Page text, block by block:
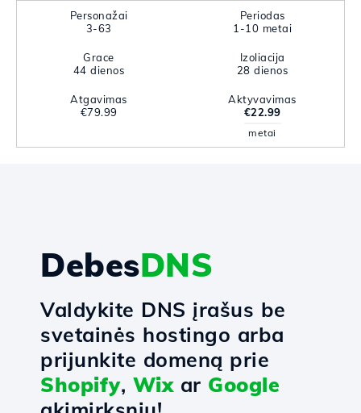
Personažai
3-63
Periodas
1-10 metai
Grace
44 dienos
Izoliacija
28 dienos
Atgavimas
€79.99
Aktyvavimas
€22.99
metai
DebesDNS
Valdykite DNS įrašus be
svetainės hostingo arba
prijunkite domeną prie
Shopify, Wixar Google